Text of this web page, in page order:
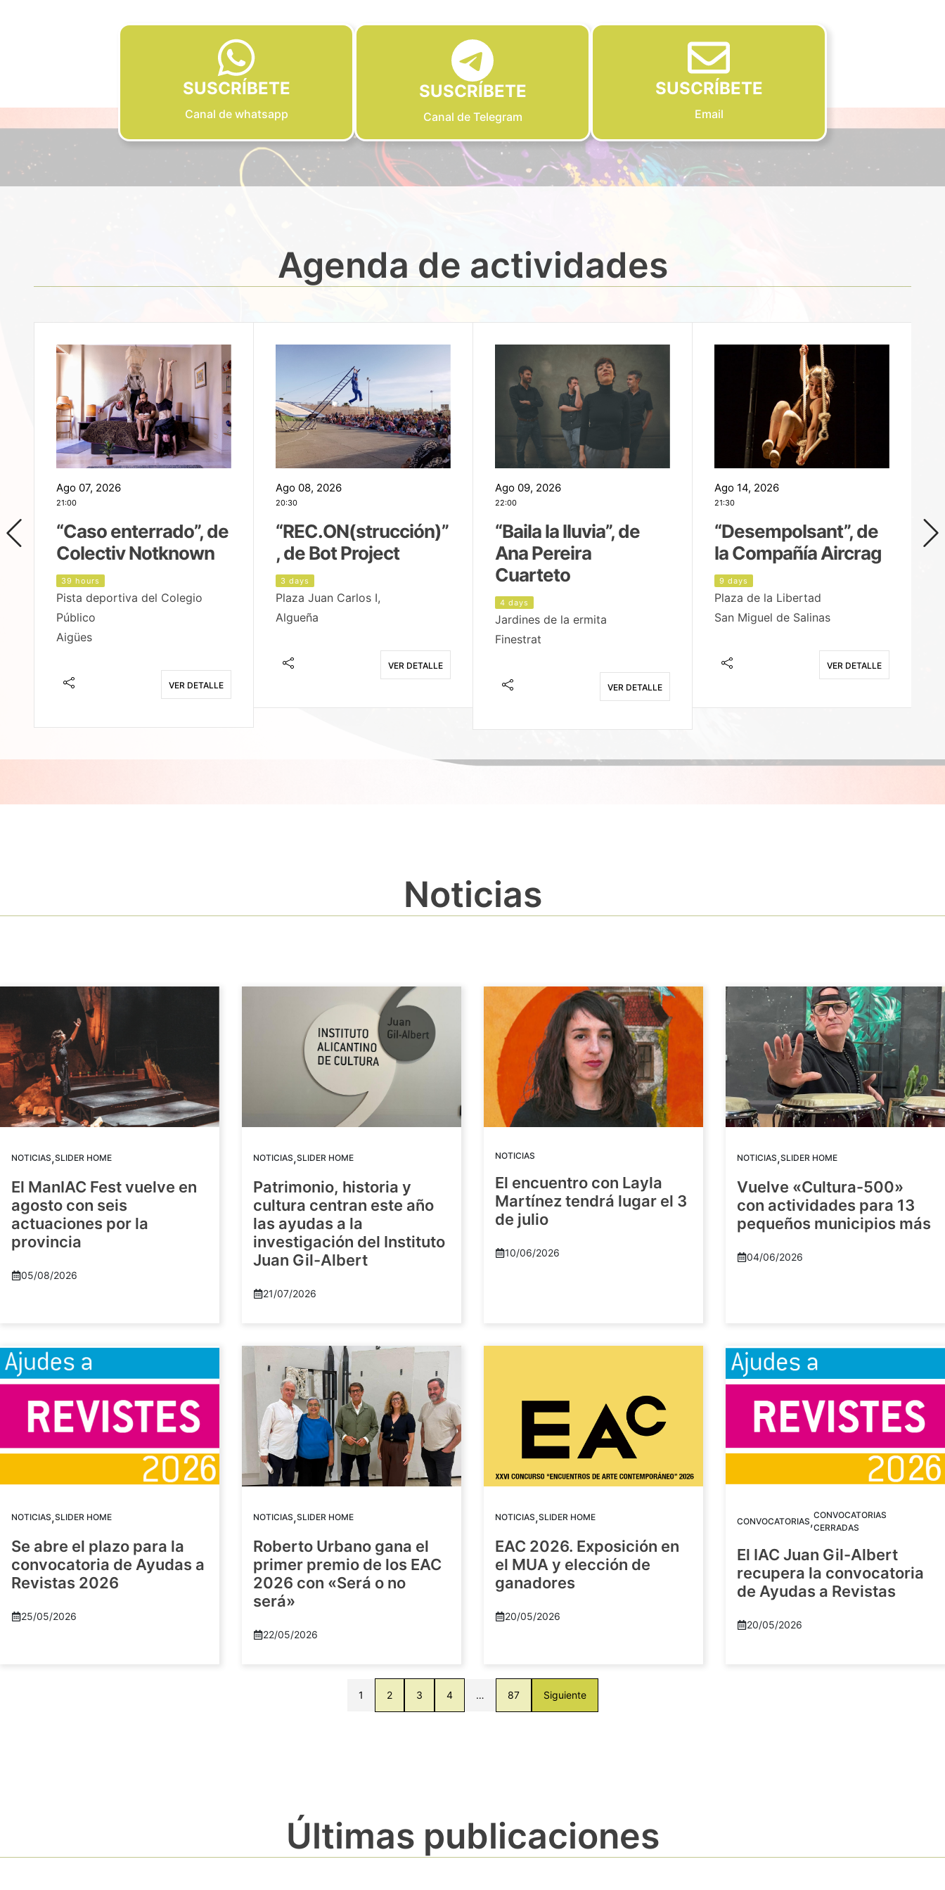
SUSCRÍBETE
Canal de whatsapp
SUSCRÍBETE
Canal de Telegram
SUSCRÍBETE
Email
Agenda de actividades
Ago 07, 2026
21:00
“Caso enterrado”, de
Colectiv Notknown
39 hours
Pista deportiva del Colegio
Público
Aigües
VER DETALLE
Ago 08, 2026
20:30
“REC.ON(strucción)”
, de Bot Project
3 days
Plaza Juan Carlos I,
Algueña
VER DETALLE
Ago 09, 2026
22:00
“Baila la lluvia”, de
Ana Pereira
Cuarteto
4 days
Jardines de la ermita
Finestrat
VER DETALLE
Ago 14, 2026
21:30
“Desempolsant”, de
la Compañía Aircrag
9 days
Plaza de la Libertad
San Miguel de Salinas
VER DETALLE
Noticias
NOTICIAS,SLIDER HOME
El ManIAC Fest vuelve en
agosto con seis
actuaciones por la
provincia
05/08/2026
NOTICIAS,SLIDER HOME
Patrimonio, historia y
cultura centran este año
las ayudas a la
investigación del Instituto
Juan Gil-Albert
21/07/2026
NOTICIAS
El encuentro con Layla
Martínez tendrá lugar el 3
de julio
10/06/2026
NOTICIAS,SLIDER HOME
Vuelve «Cultura-500»
con actividades para 13
pequeños municipios más
04/06/2026
NOTICIAS,SLIDER HOME
Se abre el plazo para la
convocatoria de Ayudas a
Revistas 2026
25/05/2026
NOTICIAS,SLIDER HOME
Roberto Urbano gana el
primer premio de los EAC
2026 con «Será o no
será»
22/05/2026
NOTICIAS,SLIDER HOME
EAC 2026. Exposición en
el MUA y elección de
ganadores
20/05/2026
CONVOCATORIAS,CONVOCATORIAS
CERRADAS
El IAC Juan Gil-Albert
recupera la convocatoria
de Ayudas a Revistas
20/05/2026
1 2 3 4 … 87 Siguiente
Últimas publicaciones